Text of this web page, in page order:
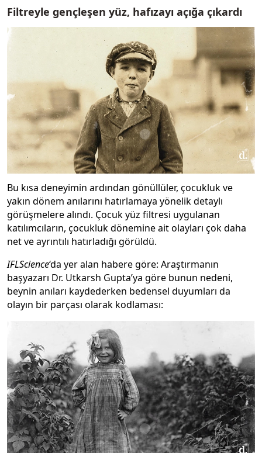
Filtreyle gençleşen yüz, hafızayı açığa çıkardı
Bu kısa deneyimin ardından gönüllüler, çocukluk ve
yakın dönem anılarını hatırlamaya yönelik detaylı
görüşmelere alındı. Çocuk yüz filtresi uygulanan
katılımcıların, çocukluk dönemine ait olayları çok daha
net ve ayrıntılı hatırladığı görüldü.
IFLScience‘da yer alan habere göre: Araştırmanın
başyazarı Dr. Utkarsh Gupta’ya göre bunun nedeni,
beynin anıları kaydederken bedensel duyumları da
olayın bir parçası olarak kodlaması: